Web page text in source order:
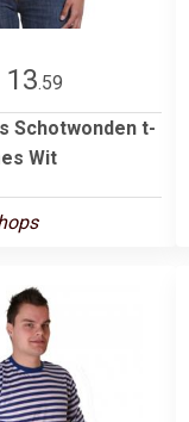
13.59
Schotwonden t-
Wit